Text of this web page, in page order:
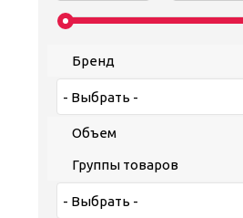
Бренд
Объем
1 ампула * 5 мл
5 мл
10 мл
Группы товаров